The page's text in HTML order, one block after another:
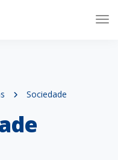
Sociedade